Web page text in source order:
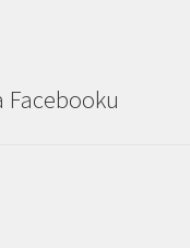
Facebooku